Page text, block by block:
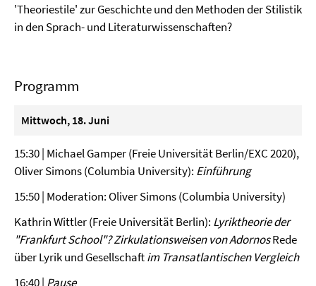
'Theoriestile' zur Geschichte und den Methoden der Stilistik
in den Sprach- und Literaturwissenschaften?
Programm
Mittwoch, 18. Juni
15:30 | Michael Gamper (Freie Universität Berlin/EXC 2020),
Oliver Simons (Columbia University): Einführung
15:50 | Moderation: Oliver Simons (Columbia University)
Kathrin Wittler (Freie Universität Berlin): Lyriktheorie der
"Frankfurt School"? Zirkulationsweisen von AdornosRede
über Lyrik und Gesellschaftim Transatlantischen Vergleich
16:40 | Pause